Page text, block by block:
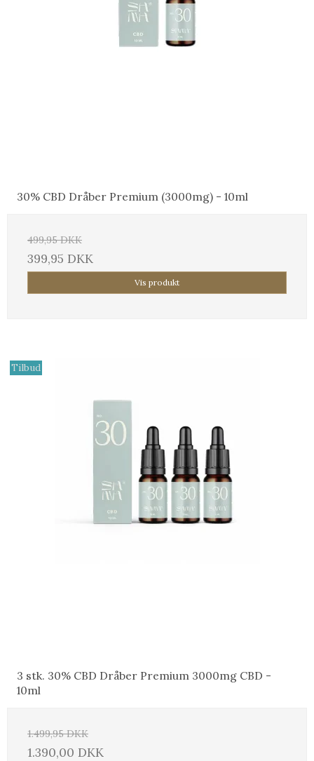
30% CBD Dråber Premium (3000mg) - 10ml
499,95 DKK
399,95 DKK
Vis produkt
Tilbud
3 stk. 30% CBD Dråber Premium 3000mg CBD -
10ml
1.499,95 DKK
1.390,00 DKK